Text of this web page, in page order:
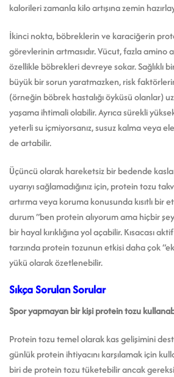
kalorileri zamanla kilo artışına zemin
İkinci nokta, böbreklerin ve karaciğerin
görevlerinin artmasıdır. Vücut, fazla amino
özellikle böbrekleri devreye sokar. Sağlıklı
büyük bir sorun yaratmazken, risk
(örneğin böbrek hastalığı öyküsü olanlar)
yaşama ihtimali olabilir. Ayrıca sürekli
yeterli su içmiyorsanız, susuz kalma veya
de artabilir.
Üçüncü olarak hareketsiz bir bedende
uyarıyı sağlamadığınız için, protein tozu
artırma veya koruma konusunda kısıtlı bir
durum “ben protein alıyorum ama hiçbir
bir hayal kırıklığına yol açabilir. Kısacası
tarzında protein tozunun etkisi daha çok
yükü olarak özetlenebilir.
Sıkça Sorulan Sorular
Spor yapmayan bir kişi protein tozu
Protein tozu temel olarak kas gelişimini
günlük protein ihtiyacını karşılamak için
biri de protein tozu tüketebilir ancak